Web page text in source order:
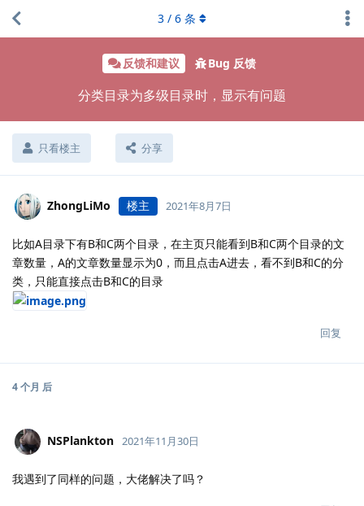
反馈和建议 Bug 反馈
分类目录为多级目录时，显示有问题
只看楼主 分享
3 / 6 条
ZhongLiMo 楼主 2021年8月7日
比如A目录下有B和C两个目录，在主页只能看到B和C两个目录的文
章数量，A的文章数量显示为0，而且点击A进去，看不到B和C的分
类，只能直接点击B和C的目录
回复
4 个月 后
NSPlankton 2021年11月30日
我遇到了同样的问题，大佬解决了吗？